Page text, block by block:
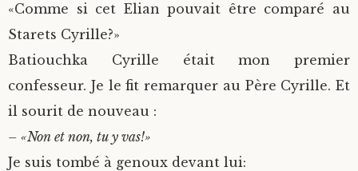
«Comme si cet Elian pouvait être comparé au
Starets Cyrille?»
Batiouchka Cyrille était mon premier
confesseur. Je le fit remarquer au Père Cyrille. Et
il sourit de nouveau :
– «Non et non, tu y vas!»
Je suis tombé à genoux devant lui: